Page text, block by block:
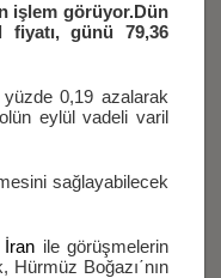
işlem görüyor.Dün
günü 79,36
0,19 azalarak
eylül vadeli varil
sağlayabilecek
İran ile görüşmelerin
Boğazı΄nın